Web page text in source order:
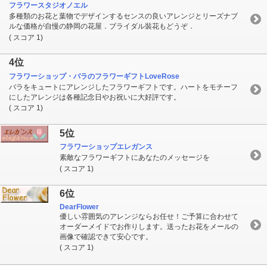
フラワースタジオノエル
多種類のお花と葉物でデザインするセンスの良いアレンジとリーズナブ
ルな価格が自慢の静岡の花屋．ブライダル裝花もどうぞ．
( スコア 1)
4位
フラワーショップ・バラのフラワーギフトLoveRose
バラをキュートにアレンジしたフラワーギフトです。ハートをモチーフ
にしたアレンジは各種記念日やお祝いに大好評です。
( スコア 1)
5位
フラワーショップエレガンス
素敵なフラワーギフトにあなたのメッセージを
( スコア 1)
6位
DearFlower
優しい雰囲気のアレンジならお任せ！ご予算に合わせて
オーダーメイドでお作りします。送ったお花をメールの
画像で確認できて安心です。
( スコア 1)